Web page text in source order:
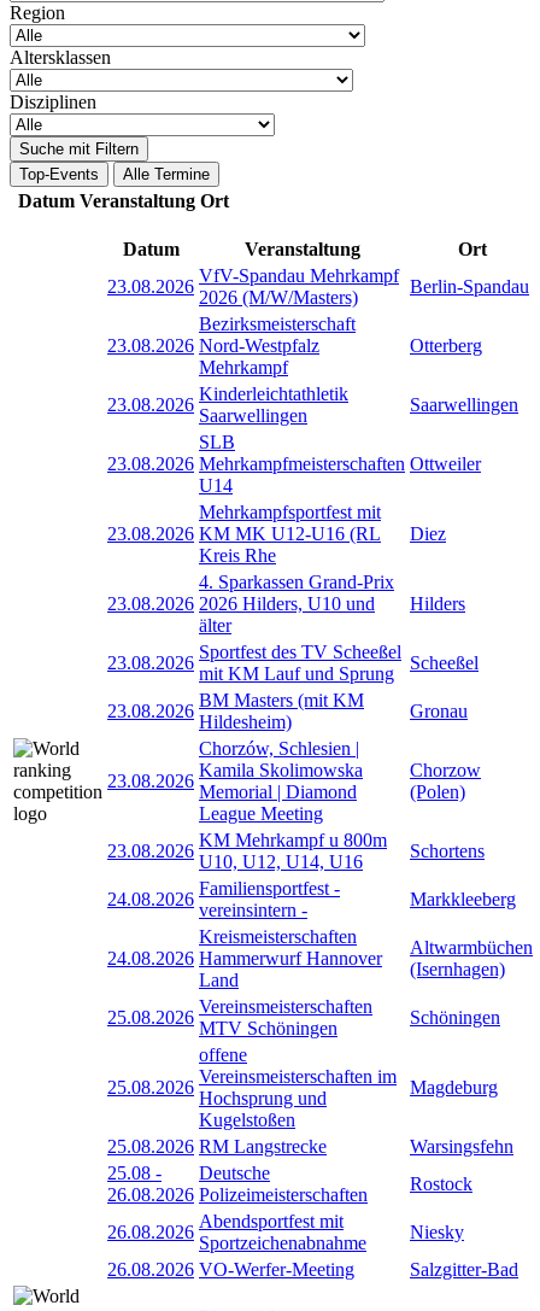
Region
Altersklassen
Disziplinen
Suche mit Filtern
Top-Events
Alle Termine
Datum Veranstaltung Ort
Datum Veranstaltung
Ort
23.08.2026
VfV-Spandau Mehrkampf
2026 (M/W/Masters)
Berlin-Spandau
23.08.2026
Bezirksmeisterschaft
Nord-Westpfalz
Mehrkampf
Otterberg
23.08.2026
Kinderleichtathletik
Saarwellingen
Saarwellingen
23.08.2026
SLB
Mehrkampfmeisterschaften
U14
Ottweiler
23.08.2026
Mehrkampfsportfest mit
KM MK U12-U16 (RL
Kreis Rhe
Diez
23.08.2026
4. Sparkassen Grand-Prix
2026 Hilders, U10 und
älter
Hilders
23.08.2026
Sportfest des TV Scheeßel
mit KM Lauf und Sprung
Scheeßel
23.08.2026
BM Masters (mit KM
Hildesheim)
Gronau
23.08.2026
Chorzów, Schlesien |
Kamila Skolimowska
Memorial | Diamond
League Meeting
Chorzow
(Polen)
23.08.2026
KM Mehrkampf u 800m
U10, U12, U14, U16
Schortens
24.08.2026
Familiensportfest -
vereinsintern -
Markkleeberg
24.08.2026
Kreismeisterschaften
Hammerwurf Hannover
Land
Altwarmbüchen
(Isernhagen)
25.08.2026
Vereinsmeisterschaften
MTV Schöningen
Schöningen
25.08.2026
offene
Vereinsmeisterschaften im
Hochsprung und
Kugelstoßen
Magdeburg
25.08.2026 RM Langstrecke
Warsingsfehn
25.08 -
26.08.2026
Deutsche
Polizeimeisterschaften
Rostock
26.08.2026
Abendsportfest mit
Sportzeichenabnahme
Niesky
26.08.2026 VO-Werfer-Meeting Salzgitter-Bad